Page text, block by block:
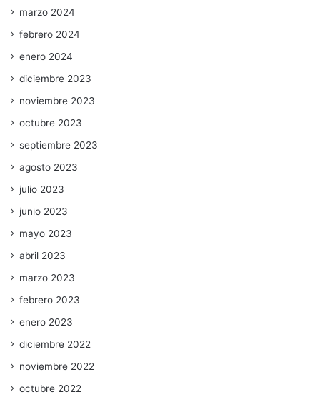
marzo 2024
febrero 2024
enero 2024
diciembre 2023
noviembre 2023
octubre 2023
septiembre 2023
agosto 2023
julio 2023
junio 2023
mayo 2023
abril 2023
marzo 2023
febrero 2023
enero 2023
diciembre 2022
noviembre 2022
octubre 2022